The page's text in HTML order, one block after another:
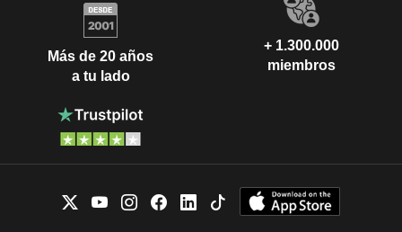
Más de 20 años
a tu lado
+ 1.300.000
miembros